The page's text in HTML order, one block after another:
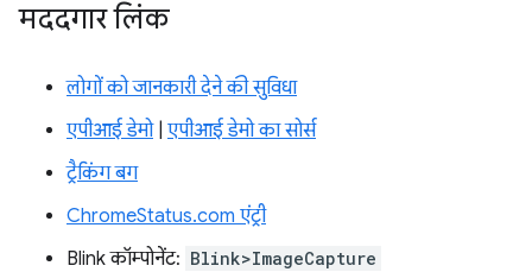
मददगार लिंक
लोगों को जानकारी देने की सुविधा
एपीआई डेमो| एपीआई डेमो का सोर्स
ट्रैकिंग बग
ChromeStatus.com एंट्री
Blink कॉम्पोनेंट: Blink>ImageCapture